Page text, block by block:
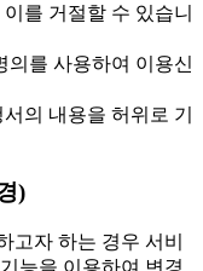
를 거절할 수 있습니
의를 사용하여 이용신
의 내용을 허위로 기
)
고자 하는 경우 서비